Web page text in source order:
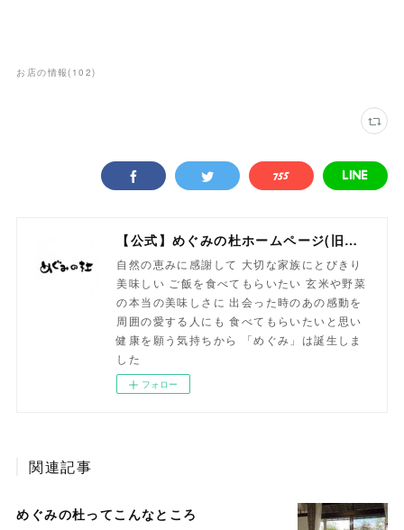
お店の情報( 102)
【公式】めぐみの杜ホームページ(旧自然食工房）
自然の恵みに感謝して 大切な家族にとびきり
美味しい ご飯を食べてもらいたい 玄米や野菜
の本当の美味しさに 出会った時のあの感動を
周囲の愛する人にも 食べてもらいたいと思い
健康を願う気持ちから 「めぐみ」は誕生しま
した
フォロー
関連記事
めぐみの杜ってこんなところ